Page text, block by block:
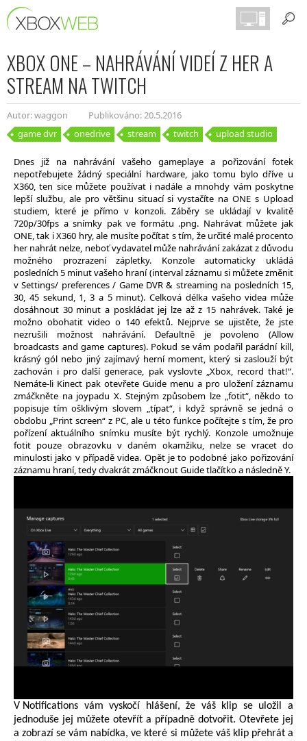
XBOX ONE – NAHRÁVÁNÍ VIDEÍ Z HER A
STREAM NA TWITCH
Autor: waggon
Publikováno: 20.5.2016
game dvr
onedrive stream twitch upload studio
Dnes již na nahrávání vašeho gameplaye a pořizování fotek
nepotřebujete žádný speciální hardware, jako tomu bylo dříve u
X360, ten sice můžete používat i nadále a mnohdy vám poskytne
lepší službu, ale pro většinu situací si vystačíte na ONE s Upload
studiem, které je přímo v konzoli. Záběry se ukládají v kvalitě
720p/30fps a snímky pak ve formátu .png. Nahrávat můžete jak
ONE, tak i X360 hry, ale musíte počítat s tím, že určité malé procento
her nahrát nelze, neboť vydavatel může nahrávání zakázat z důvodu
možného prozrazení zápletky. Konzole automaticky ukládá
posledních 5 minut vašeho hraní (interval záznamu si můžete změnit
v Settings/ preferences / Game DVR & streaming na posledních 15,
30, 45 sekund, 1, 3 a 5 minut). Celková délka vašeho videa může
dosáhnout 30 minut a poskládat jej lze až z 15 nahrávek. Také je
možno obohatit video o 140 efektů. Nejprve se ujistěte, že jste
nezrušili možnost nahrávání. Defaultně je povoleno (Allow
broadcasts and game captures). Pokud se vám podařil parádní kill,
krásný gól nebo jiný zajímavý herní moment, který si zaslouží být
zachován i pro další generace, pak vyslovte „Xbox, record that!“.
Nemáte-li Kinect pak otevřete Guide menu a pro uložení záznamu
zmáčkněte na joypadu X. Stejným způsobem lze „fotit“, někdo to
popisuje tím ošklivým slovem „típat“, i když správně se jedná o
obdobu „Print screen“ z PC, ale u této funkce počítejte s tím, že pro
pořízení aktuálního snímku musíte být rychlý. Konzole umožnuje
fotit pouze obrazovku v daném okamžiku, nelze se vracet do
minulosti jako v případě videa. Opět je to podobné jako pořizování
záznamu hraní, tedy dvakrát zmáčknout Guide tlačítko a následně Y.
V Notifications vám vyskočí hlášení, že váš klip se uložil a
jednoduše jej můžete otevřít a případně dotvořit. Otevřete jej
a zobrazí se vám nabídka, ve které si můžete váš klip přehrát a